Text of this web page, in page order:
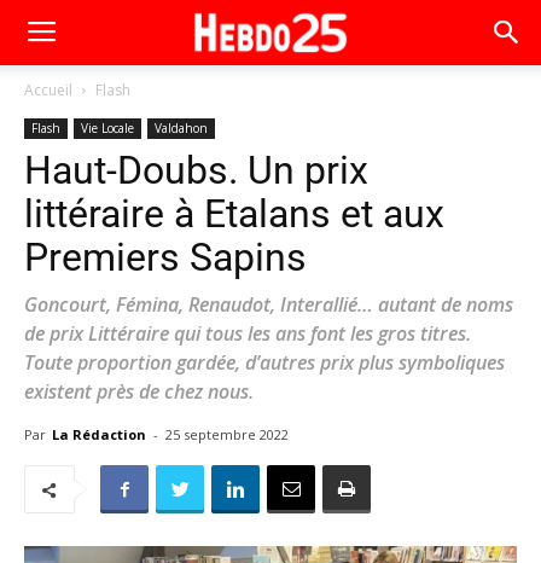
Accueil Flash
Flash Vie Locale Valdahon
Haut-Doubs. Un prix
littéraire à Etalans et aux
Premiers Sapins
Goncourt, Fémina, Renaudot, Interallié… autant de noms
de prix Littéraire qui tous les ans font les gros titres.
Toute proportion gardée, d’autres prix plus symboliques
existent près de chez nous.
Par La Rédaction - 25 septembre 2022